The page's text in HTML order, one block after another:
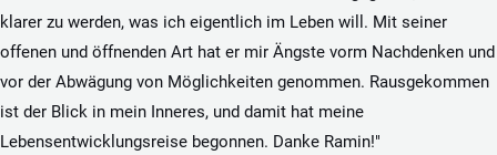
klarer zu werden, was ich eigentlich im Leben will. Mit seiner
offenen und öffnenden Art hat er mir Ängste vorm Nachdenken und
vor der Abwägung von Möglichkeiten genommen. Rausgekommen
ist der Blick in mein Inneres, und damit hat meine
Lebensentwicklungsreise begonnen. Danke Ramin!"